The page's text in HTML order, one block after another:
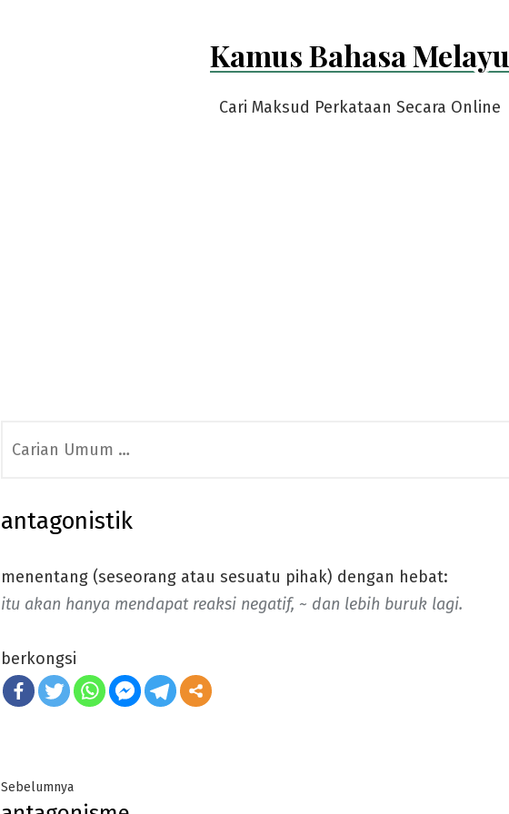
Kamus Bahasa Melayu
Cari Maksud Perkataan Secara Online
for:
antagonistik
menentang (seseorang atau sesuatu pihak) dengan hebat:
itu akan hanya mendapat reaksi negatif, ~ dan lebih buruk lagi.
berkongsi
Post
SebelumnyaPrevious